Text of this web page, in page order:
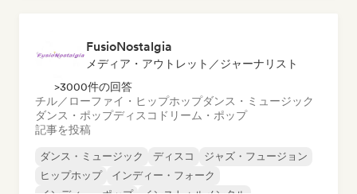
FusioNostalgia
メディア・アウトレット／ジャーナリスト
>3000件の回答
チル／ローファイ・ヒップホップダンス・ミュージック
ダンス・ポップディスコ ドリーム・ポップ
記事を投稿
ダンス・ミュージック ディスコ
ジャズ・フュージョン
ヒップホップ
インディー・フォーク